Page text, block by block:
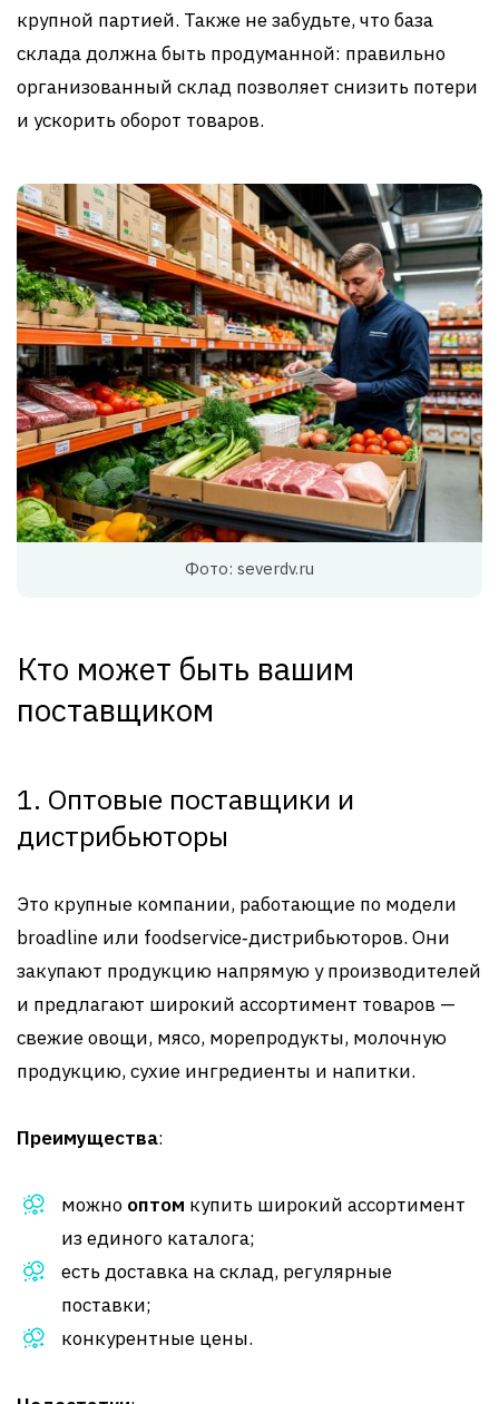
крупной партией. Также не забудьте, что база
склада должна быть продуманной: правильно
организованный склад позволяет снизить потери
и ускорить оборот товаров.
Фото: severdv.ru
Кто может быть вашим
поставщиком
1. Оптовые поставщики и
дистрибьюторы
Это крупные компании, работающие по модели
broadline или foodservice‑дистрибьюторов. Они
закупают продукцию напрямую у производителей
и предлагают широкий ассортимент товаров —
свежие овощи, мясо, морепродукты, молочную
продукцию, сухие ингредиенты и напитки.
Преимущества:
можно оптом купить широкий ассортимент
из единого каталога;
есть доставка на склад, регулярные
поставки;
конкурентные цены.